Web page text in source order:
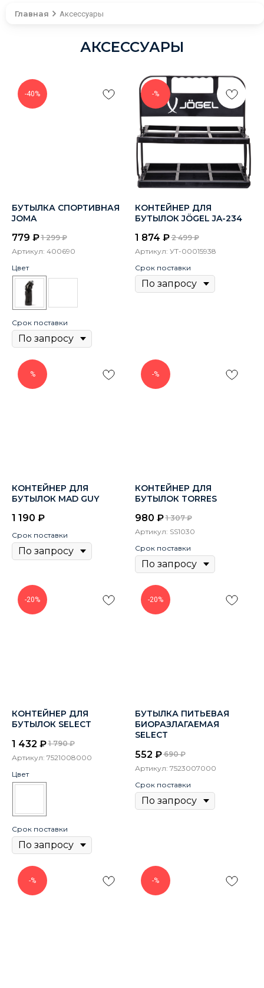
Главная Аксессуары
АКСЕССУАРЫ
-40%
БУТЫЛКА СПОРТИВНАЯ
JOMA
779 ₽ 1 299 ₽
Артикул: 400690
Цвет
Срок поставки
-%
КОНТЕЙНЕР ДЛЯ
БУТЫЛОК JÖGEL JA-234
1 874 ₽ 2 499 ₽
Артикул: УТ-00015938
Срок поставки
%
КОНТЕЙНЕР ДЛЯ
БУТЫЛОК MAD GUY
1 190 ₽
Срок поставки
-%
КОНТЕЙНЕР ДЛЯ
БУТЫЛОК TORRES
980 ₽ 1 307 ₽
Артикул: SS1030
Срок поставки
-20%
КОНТЕЙНЕР ДЛЯ
БУТЫЛОК SELECT
1 432 ₽ 1 790 ₽
Артикул: 7521008000
Цвет
Срок поставки
-20%
БУТЫЛКА ПИТЬЕВАЯ
БИОРАЗЛАГАЕМАЯ
SELECT
552 ₽ 690 ₽
Артикул: 7523007000
Срок поставки
-% -%